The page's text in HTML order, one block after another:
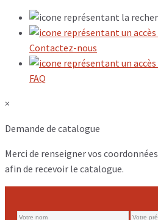
Contactez-nous
FAQ
×
Demande de catalogue
Merci de renseigner vos coordonnées
afin de recevoir le catalogue.